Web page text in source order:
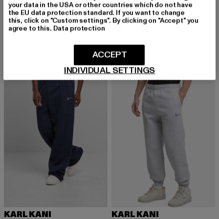
KARL KANI
Small Signature Essential OS Sweatpants
43,99 EUR
Derzeitiger Preis: 43,99 EUR
49,99 EURAktionspreis: 49,99 EUR
36,99 EUR
Derzeitiger Preis: 36,99 EUR
49,99 EURAktionspreis:
KARL KANI
-18%
KARL KANI
your data in the USA or other countries which do not have
the EU data protection standard. If you want to change
this, click on "Custom settings". By clicking on "Accept" you
agree to this. Data protection
INDIVIDUAL SETTINGS
ACCEPT